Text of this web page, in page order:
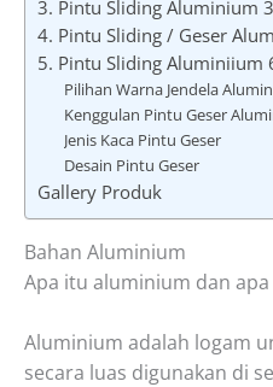
3. Pintu Sliding Aluminium
4. Pintu Sliding / Geser
5. Pintu Sliding Aluminiium
Pilihan Warna Jendela
Kenggulan Pintu Geser
Jenis Kaca Pintu Geser
Desain Pintu Geser
Gallery Produk
Bahan Aluminium
Apa itu aluminium dan
Aluminium adalah logam
secara luas digunakan di